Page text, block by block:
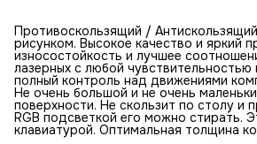
Противоскользящий /
рисунком. Высокое качество и яркий
износостойкость и лучшее
лазерных с любой
полный контроль над движениями
Не очень большой и не очень
поверхности. Не скользит по столу и
RGB подсветкой его можно стирать.
клавиатурой. Оптимальная толщина